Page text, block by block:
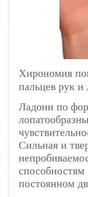
Хирономия
пальцев рук и
Ладони по
Сильная и
постоянном